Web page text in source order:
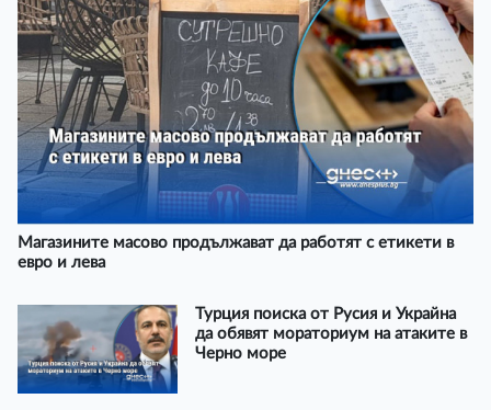
Магазините масово продължават да работят с етикети в
евро и лева
Турция поиска от Русия и Украйна
да обявят мораториум на атаките в
Черно море